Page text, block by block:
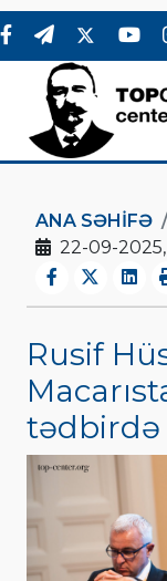
ANA SƏHIFƏ
22-09-2025,
Rusif
tədbirdə